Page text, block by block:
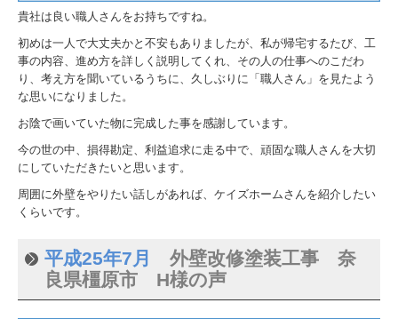
貴社は良い職人さんをお持ちですね。
初めは一人で大丈夫かと不安もありましたが、私が帰宅するたび、工
事の内容、進め方を詳しく説明してくれ、その人の仕事へのこだわ
り、考え方を聞いているうちに、久しぶりに「職人さん」を見たよう
な思いになりました。
お陰で画いていた物に完成した事を感謝しています。
今の世の中、損得勘定、利益追求に走る中で、頑固な職人さんを大切
にしていただきたいと思います。
周囲に外壁をやりたい話しがあれば、ケイズホームさんを紹介したい
くらいです。
平成25年7月 外壁改修塗装工事 奈
良県橿原市 H様の声